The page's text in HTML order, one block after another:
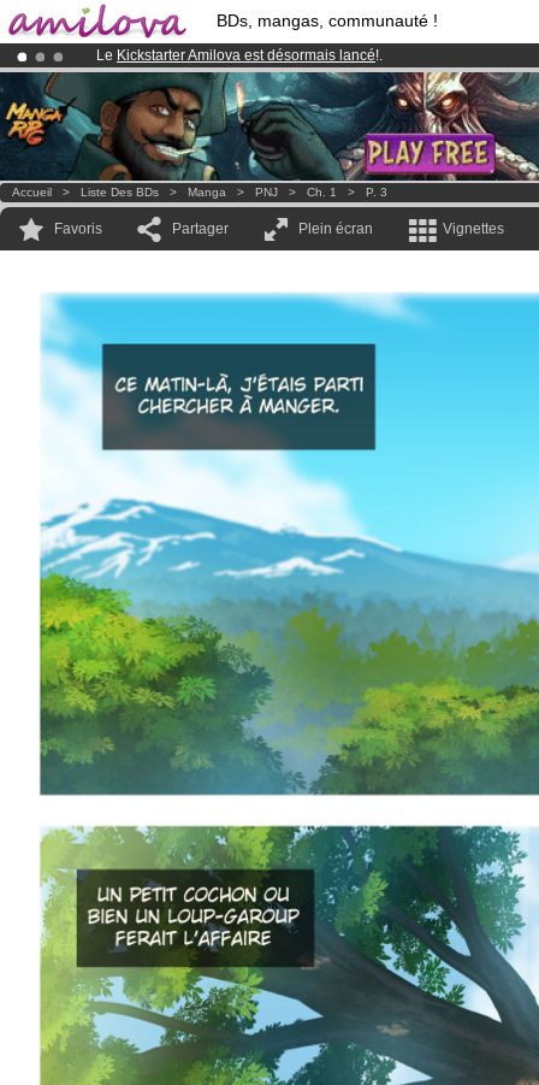
BDs, mangas, communauté !
Le Kickstarter Amilova est désormais lancé!.
Abonnement premium: à partir de3.95 eurospar mois !Clique ici
Déjà 100000membreset 1000BDs & Mangas!
Accueil > Liste Des BDs > Manga > PNJ > Ch. 1 > P. 3
Favoris Partager Plein écran Vignettes